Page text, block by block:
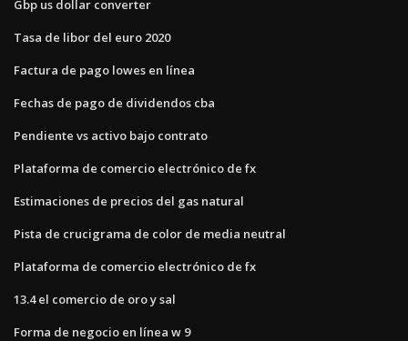
Gbp us dollar converter
Tasa de libor del euro 2020
Factura de pago lowes en línea
Fechas de pago de dividendos cba
Pendiente vs activo bajo contrato
Plataforma de comercio electrónico de fx
Estimaciones de precios del gas natural
Pista de crucigrama de color de media neutral
Plataforma de comercio electrónico de fx
13.4 el comercio de oro y sal
Forma de negocio en línea w 9